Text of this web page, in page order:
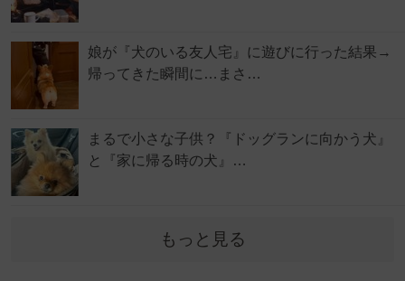
娘が『犬のいる友人宅』に遊びに行った結果→
帰ってきた瞬間に…まさ…
まるで小さな子供？『ドッグランに向かう犬』
と『家に帰る時の犬』…
もっと見る